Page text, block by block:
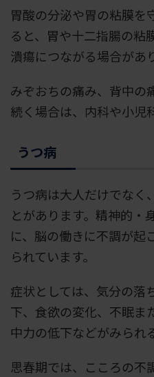
胃酸の分泌や胃の粘膜を
ると、胃や十二指腸の粘
潰瘍につながる場合があ
みぞおちの痛み、背中の
続く場合は、内科や小児
うつ病
うつ病は大人だけでなく
とがあります。精神的・
に、脳の働きに不調が起
られています。
症状としては、気分の落
下、食欲の変化、不眠ま
中力の低下などがみられ
思春期では、こころの不